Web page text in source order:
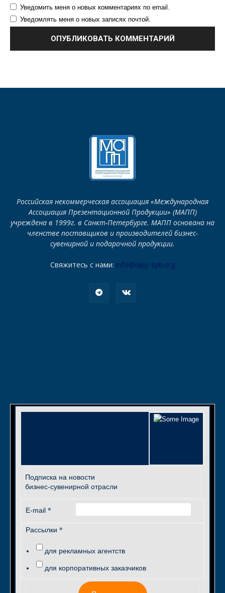
Уведомить меня о новых комментариях по email.
Уведомлять меня о новых записях почтой.
Российская некоммерческая ассоциация «Международная
Ассоциация Презентационной Продукции» (МАПП)
учреждена в 1999г. в Санкт-Петербурге. МАПП основана на
членстве поставщиков и производителей бизнес-
сувенирной и подарочной продукции.
Свяжитесь с нами: info@iapp-spb.org
Подписка на новости
бизнес-сувенирной отрасли
E-mail *
Рассылки *
для рекламных агентств
для корпоративных заказчиков